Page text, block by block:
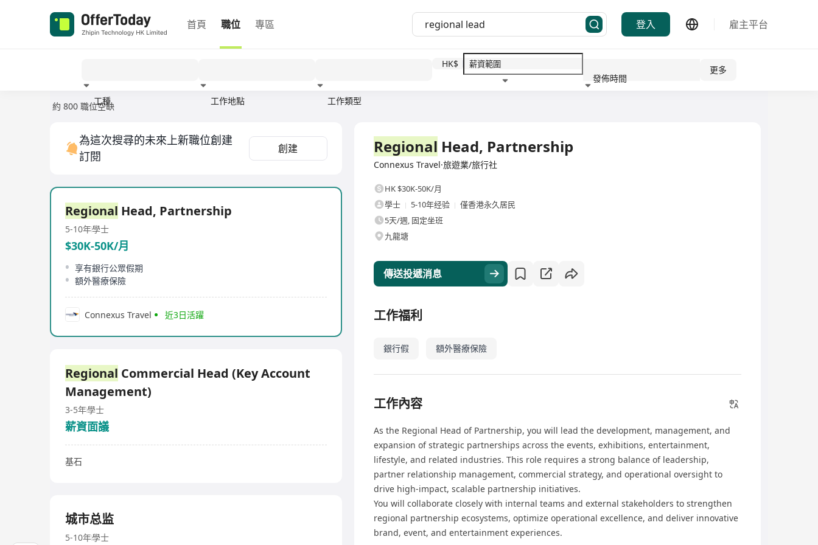
首頁 職位 專區 登入 雇主平台
工種 工作地點 工作類型
HK$
發佈時間
更多
約 800 職位空缺
為這次搜尋的未來上新職位創建
訂閱
創建
Regional Head, Partnership
5-10年學士
$30K-50K/月
享有銀行公眾假期
額外醫療保險
Connexus Travel 近3日活躍
Regional Commercial Head (Key Account
Management)
3-5年學士
薪資面議
基石
城市总监
5-10年學士
Regional Head, Partnership
Connexus Travel·旅遊業/旅行社
HK $30K-50K/月
學士
5-10年经验
僅香港永久居民
5天/週, 固定坐班
九龍塘
傳送投遞消息
工作福利
銀行假 額外醫療保險
工作內容
As the Regional Head of Partnership, you will lead the development, management, and
expansion of strategic partnerships across the events, exhibitions, entertainment,
lifestyle, and related industries. This role requires a strong balance of leadership,
partner relationship management, commercial strategy, and operational oversight to
drive high-impact, scalable partnership initiatives.
You will collaborate closely with internal teams and external stakeholders to strengthen
regional partnership ecosystems, optimize operational excellence, and deliver innovative
brand, event, and entertainment experiences.